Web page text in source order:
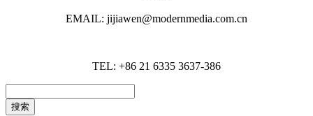
EMAIL: jijiawen@modernmedia.com.cn
TEL: +86 21 6335 3637-386